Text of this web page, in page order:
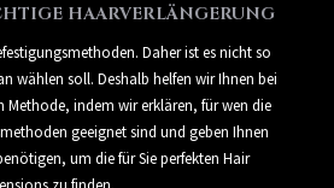
HAARVERLÄNGERUNG
Daher ist es nicht so
wählen soll. Deshalb helfen wir Ihnen bei
Methode, indem wir erklären, für wen die
geeignet sind und geben Ihnen
um die für Sie perfekten Hair